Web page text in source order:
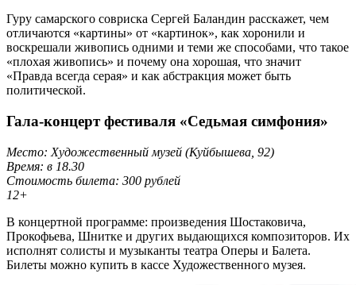
Гуру самарского совриска Сергей Баландин расскажет, чем
отличаются «картины» от «картинок», как хоронили и
воскрешали живопись одними и теми же способами, что такое
«плохая живопись» и почему она хорошая, что значит
«Правда всегда серая» и как абстракция может быть
политической.
Гала-концерт фестиваля «Седьмая симфония»
Место: Художественный музей (Куйбышева, 92)
Время: в 18.30
Стоимость билета: 300 рублей
12+
В концертной программе: произведения Шостаковича,
Прокофьева, Шнитке и других выдающихся композиторов. Их
исполнят солисты и музыканты театра Оперы и Балета.
Билеты можно купить в кассе Художественного музея.